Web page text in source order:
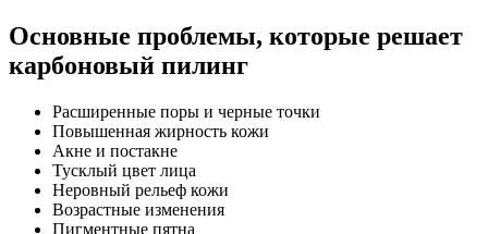
Основные проблемы, которые решает
карбоновый пилинг
Расширенные поры и черные точки
Повышенная жирность кожи
Акне и постакне
Тусклый цвет лица
Неровный рельеф кожи
Возрастные изменения
Пигментные пятна